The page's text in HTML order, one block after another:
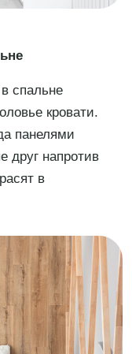
спальне
кровати.
панелями
друг напротив
в